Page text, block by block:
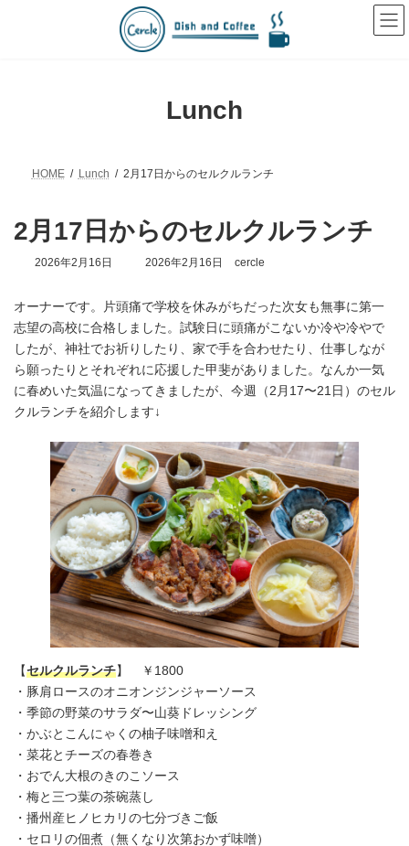
Lunch
HOME Lunch 2月17日からのセルクルランチ
2月17日からのセルクルランチ
2026年2月16日
最
新
日
:
2026年2月16日 cercle
オーナーです。片頭痛で学校を休みがちだった次女も無事に第一
志望の高校に合格しました。試験日に頭痛がこないか冷や冷やで
したが、神社でお祈りしたり、家で手を合わせたり、仕事しなが
ら願ったりとそれぞれに応援した甲斐がありました。なんか一気
に春めいた気温になってきましたが、今週（2月17〜21日）のセル
クルランチを紹介します↓
【セルクルランチ】 ￥1800
・豚肩ロースのオニオンジンジャーソース
・季節の野菜のサラダ〜山葵ドレッシング
・かぶとこんにゃくの柚子味噌和え
・菜花とチーズの春巻き
・おでん大根のきのこソース
・梅と三つ葉の茶碗蒸し
・播州産ヒノヒカリの七分づきご飯
・セロリの佃煮（無くなり次第おかず味噌）